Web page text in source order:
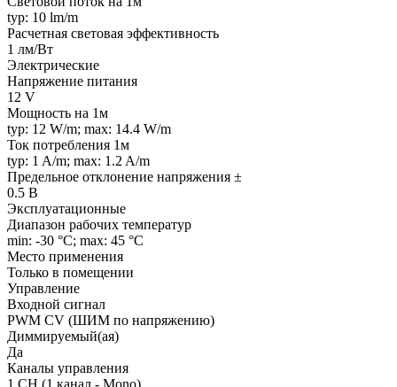
typ: 10 lm/m
Расчетная световая эффективность
1 лм/Вт
Электрические
Напряжение питания
12 V
Мощность на 1м
typ: 12 W/m; max: 14.4 W/m
Ток потребления 1м
typ: 1 A/m; max: 1.2 A/m
Предельное отклонение напряжения ±
0.5 В
Эксплуатационные
Диапазон рабочих температур
min: -30 °C; max: 45 °C
Место применения
Только в помещении
Управление
Входной сигнал
PWM СV (ШИМ по напряжению)
Диммируемый(ая)
Да
Каналы управления
1 CH (1 канал - Mono)